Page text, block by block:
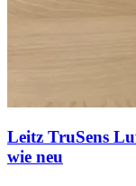
Leitz TruSens
wie neu